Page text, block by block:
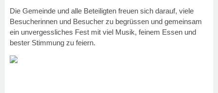
Die Gemeinde und alle Beteiligten freuen sich darauf, viele
Besucherinnen und Besucher zu begrüssen und gemeinsam
ein unvergessliches Fest mit viel Musik, feinem Essen und
bester Stimmung zu feiern.